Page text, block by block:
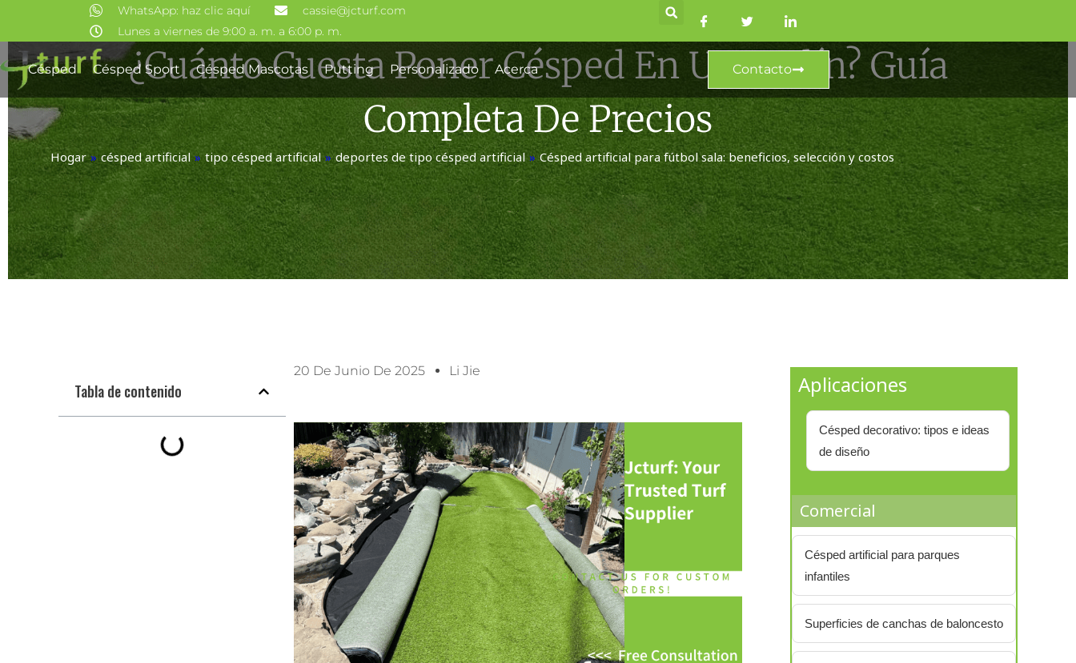
contenido
WhatsApp: haz clic aquí
cassie@jcturf.com
Lunes a viernes de 9:00 a. m. a 6:00 p. m.
Césped Césped Sport Césped Mascotas Putting Personalizado Acerca Contacto
¿Cuánto Cuesta Poner Césped En Un Jardín? Guía
Completa De Precios
Hogar » césped artificial » tipo césped artificial » deportes de tipo césped artificial » Césped artificial para fútbol sala: beneficios, selección y costos
Tabla de contenido
20 De Junio De 2025 Li Jie
Aplicaciones
Césped decorativo: tipos e ideas
de diseño
Comercial
Césped artificial para parques
infantiles
Superficies de canchas de baloncesto